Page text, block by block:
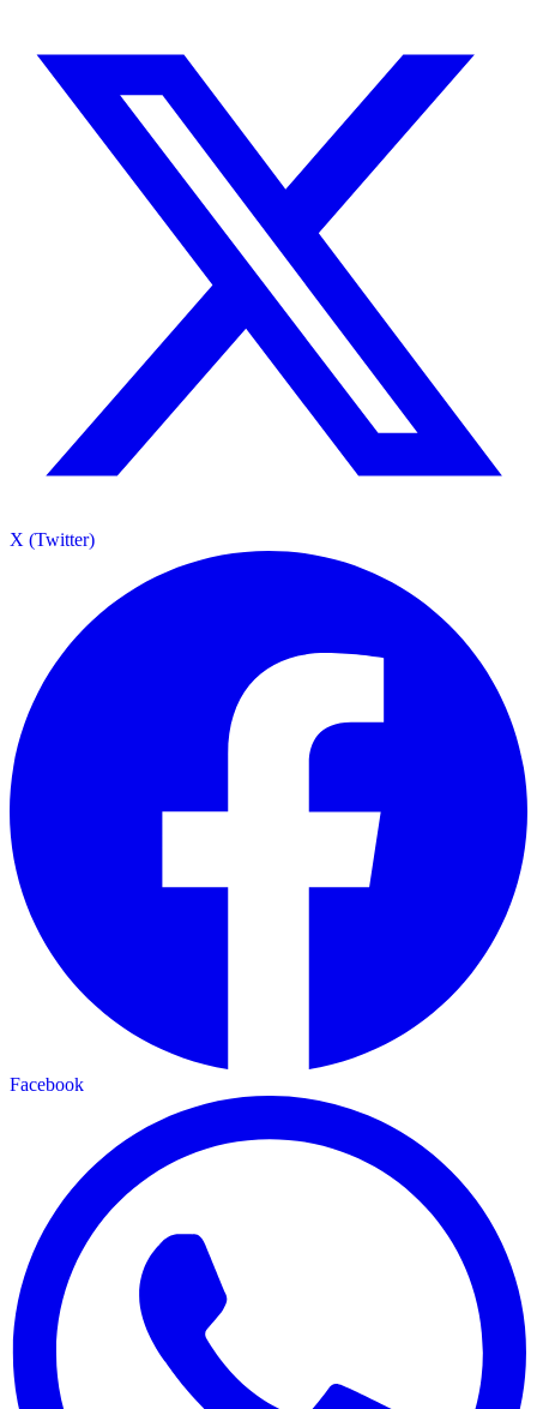
X (Twitter)
Facebook